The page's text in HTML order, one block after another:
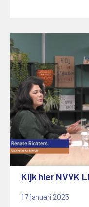
Kijk hier NVVK
17 januari 2025